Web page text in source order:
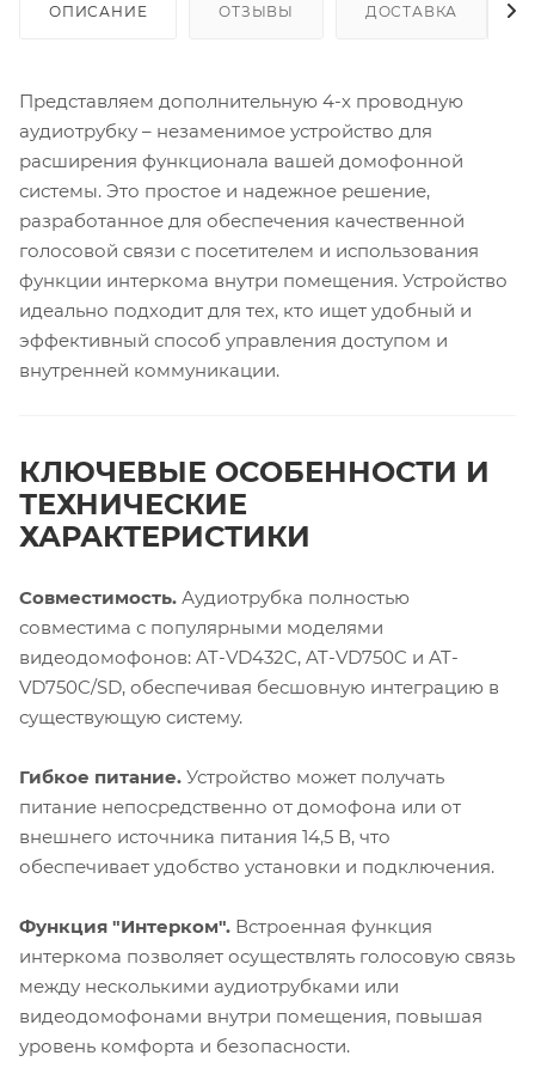
ОПИСАНИЕ ОТЗЫВЫ ДОСТАВКА
Представляем дополнительную 4-х проводную
аудиотрубку – незаменимое устройство для
расширения функционала вашей домофонной
системы. Это простое и надежное решение,
разработанное для обеспечения качественной
голосовой связи с посетителем и использования
функции интеркома внутри помещения. Устройство
идеально подходит для тех, кто ищет удобный и
эффективный способ управления доступом и
внутренней коммуникации.
КЛЮЧЕВЫЕ ОСОБЕННОСТИ И
ТЕХНИЧЕСКИЕ
ХАРАКТЕРИСТИКИ
Совместимость. Аудиотрубка полностью
совместима с популярными моделями
видеодомофонов: AT-VD432C, AT-VD750C и AT-
VD750C/SD, обеспечивая бесшовную интеграцию в
существующую систему.
Гибкое питание. Устройство может получать
питание непосредственно от домофона или от
внешнего источника питания 14,5 В, что
обеспечивает удобство установки и подключения.
Функция "Интерком". Встроенная функция
интеркома позволяет осуществлять голосовую связь
между несколькими аудиотрубками или
видеодомофонами внутри помещения, повышая
уровень комфорта и безопасности.